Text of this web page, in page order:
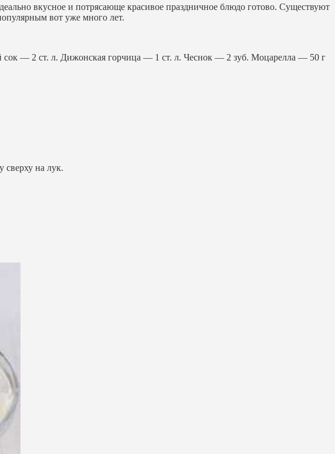
вкусное и потрясающе красивое праздничное блюдо готово. Существуют
вот уже много лет.
— 2 ст. л. Дижонская горчица — 1 ст. л. Чеснок — 2 зуб. Моцарелла — 50 г
на лук.